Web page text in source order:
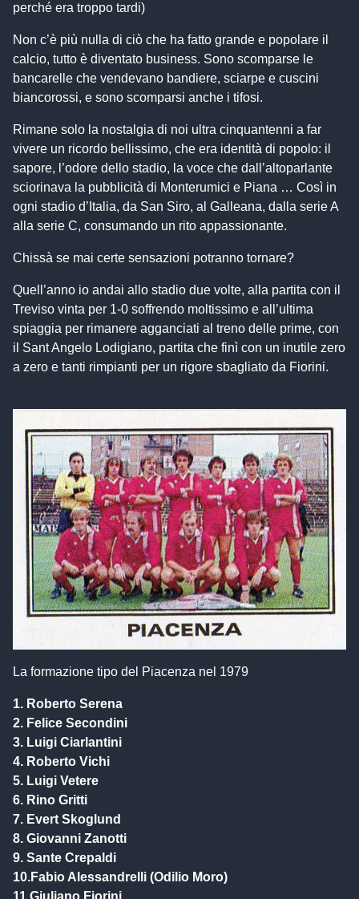
perché era troppo tardi)
Non c’è più nulla di ciò che ha fatto grande e popolare il
calcio, tutto è diventato business. Sono scomparse le
bancarelle che vendevano bandiere, sciarpe e cuscini
biancorossi, e sono scomparsi anche i tifosi.
Rimane solo la nostalgia di noi ultra cinquantenni a far
vivere un ricordo bellissimo, che era identità di popolo: il
sapore, l’odore dello stadio, la voce che dall’altoparlante
sciorinava la pubblicità di Monterumici e Piana … Così in
ogni stadio d’Italia, da San Siro, al Galleana, dalla serie A
alla serie C, consumando un rito appassionante.
Chissà se mai certe sensazioni potranno tornare?
Quell’anno io andai allo stadio due volte, alla partita con il
Treviso vinta per 1-0 soffrendo moltissimo e all’ultima
spiaggia per rimanere agganciati al treno delle prime, con
il Sant Angelo Lodigiano, partita che finì con un inutile zero
a zero e tanti rimpianti per un rigore sbagliato da Fiorini.
La formazione tipo del Piacenza nel 1979
1. Roberto Serena
2. Felice Secondini
3. Luigi Ciarlantini
4. Roberto Vichi
5. Luigi Vetere
6. Rino Gritti
7. Evert Skoglund
8. Giovanni Zanotti
9. Sante Crepaldi
10.Fabio Alessandrelli (Odilio Moro)
11.Giuliano Fiorini